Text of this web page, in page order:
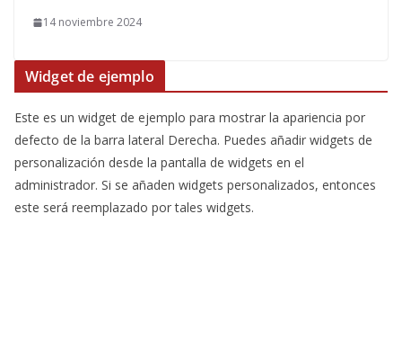
14 noviembre 2024
Widget de ejemplo
Este es un widget de ejemplo para mostrar la apariencia por
defecto de la barra lateral Derecha. Puedes añadir widgets de
personalización desde la pantalla de widgets en el
administrador. Si se añaden widgets personalizados, entonces
este será reemplazado por tales widgets.